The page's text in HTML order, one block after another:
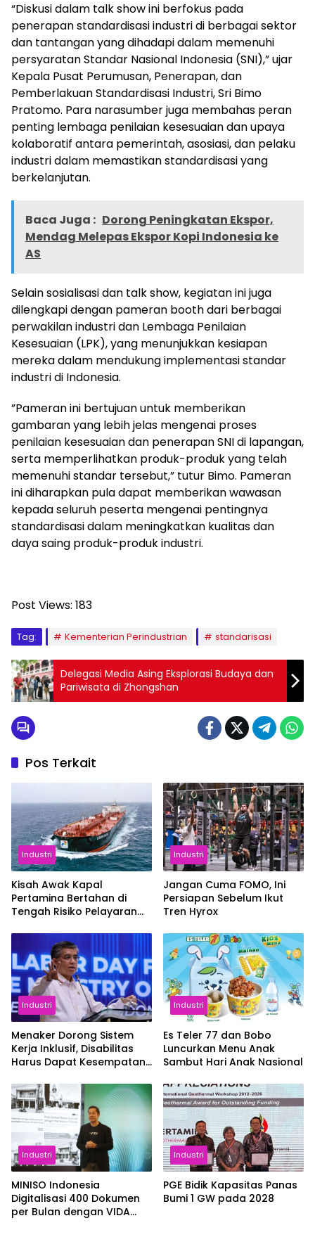
“Diskusi dalam talk show ini berfokus pada
penerapan standardisasi industri di berbagai sektor
dan tantangan yang dihadapi dalam memenuhi
persyaratan Standar Nasional Indonesia (SNI),” ujar
Kepala Pusat Perumusan, Penerapan, dan
Pemberlakuan Standardisasi Industri, Sri Bimo
Pratomo. Para narasumber juga membahas peran
penting lembaga penilaian kesesuaian dan upaya
kolaboratif antara pemerintah, asosiasi, dan pelaku
industri dalam memastikan standardisasi yang
berkelanjutan.
Baca Juga : Dorong Peningkatan Ekspor,
Mendag Melepas Ekspor Kopi Indonesia ke
AS
Selain sosialisasi dan talk show, kegiatan ini juga
dilengkapi dengan pameran booth dari berbagai
perwakilan industri dan Lembaga Penilaian
Kesesuaian (LPK), yang menunjukkan kesiapan
mereka dalam mendukung implementasi standar
industri di Indonesia.
”Pameran ini bertujuan untuk memberikan
gambaran yang lebih jelas mengenai proses
penilaian kesesuaian dan penerapan SNI di lapangan,
serta memperlihatkan produk-produk yang telah
memenuhi standar tersebut,” tutur Bimo. Pameran
ini diharapkan pula dapat memberikan wawasan
kepada seluruh peserta mengenai pentingnya
standardisasi dalam meningkatkan kualitas dan
daya saing produk-produk industri.
Post Views: 183
Tag: Kementerian Perindustrian standarisasi
Delegasi Media Asing Eksplorasi Budaya dan
Pariwisata di Zhongshan
Pos Terkait
Industri
Kisah Awak Kapal
Pertamina Bertahan di
Tengah Risiko Pelayaran
Industri
Jangan Cuma FOMO, Ini
Persiapan Sebelum Ikut
Tren Hyrox
Industri
Menaker Dorong Sistem
Kerja Inklusif, Disabilitas
Harus Dapat Kesempatan
Industri
Es Teler 77 dan Bobo
Luncurkan Menu Anak
Sambut Hari Anak Nasional
Industri
MINISO Indonesia
Digitalisasi 400 Dokumen
per Bulan dengan VIDA
Industri
PGE Bidik Kapasitas Panas
Bumi 1 GW pada 2028